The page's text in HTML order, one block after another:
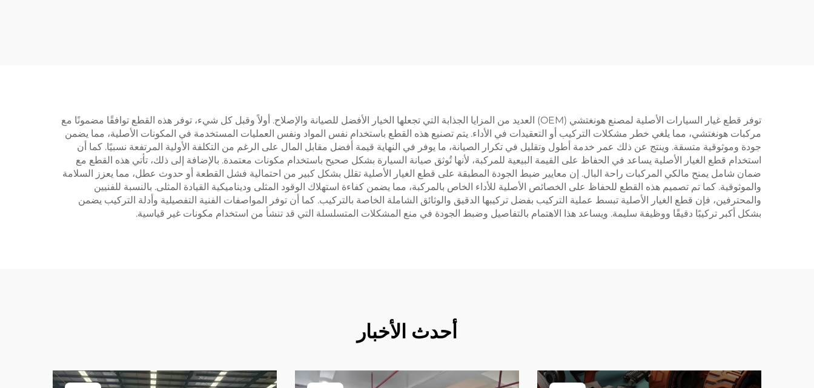
توفر قطع غيار السيارات الأصلية لمصنع هونغتشي (OEM) العديد من المزايا الجذابة التي تجعلها الخيار الأفضل للصيانة والإصلاح. أولاً وقبل كل شيء، توفر هذه القطع توافقًا مضمونًا مع
مركبات هونغتشي، مما يلغي خطر مشكلات التركيب أو التعقيدات في الأداء. يتم تصنيع هذه القطع باستخدام نفس المواد ونفس العمليات المستخدمة في المكونات الأصلية، مما يضمن
جودة وموثوقية متسقة. وينتج عن ذلك عمر خدمة أطول وتقليل في تكرار الصيانة، ما يوفر في النهاية قيمة أفضل مقابل المال على الرغم من التكلفة الأولية المرتفعة نسبيًا. كما أن
استخدام قطع الغيار الأصلية يساعد في الحفاظ على القيمة البيعية للمركبة، لأنها تُوثق صيانة السيارة بشكل صحيح باستخدام مكونات معتمدة. بالإضافة إلى ذلك، تأتي هذه القطع مع
ضمان شامل يمنح مالكي المركبات راحة البال. إن معايير ضبط الجودة المطبقة على قطع الغيار الأصلية تقلل بشكل كبير من احتمالية فشل القطعة أو حدوث عطل، مما يعزز السلامة
والموثوقية. كما تم تصميم هذه القطع للحفاظ على الخصائص الأصلية للأداء الخاص بالمركبة، مما يضمن كفاءة استهلاك الوقود المثلى وديناميكية القيادة المثلى. بالنسبة للفنيين
والمحترفين، فإن قطع الغيار الأصلية تبسط عملية التركيب بفضل تركيبها الدقيق والوثائق الشاملة الخاصة بالتركيب. كما أن توفر المواصفات الفنية التفصيلية وأدلة التركيب يضمن
بشكل أكبر تركيبًا دقيقًا ووظيفة سليمة. ويساعد هذا الاهتمام بالتفاصيل وضبط الجودة في منع المشكلات المتسلسلة التي قد تنشأ من استخدام مكونات غير قياسية.
أحدث الأخبار